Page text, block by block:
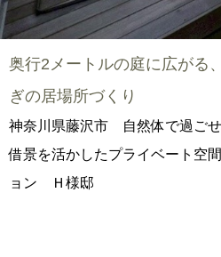
奥行2メートルの庭に広がる
ぎの居場所づくり
神奈川県藤沢市 自然体で過ごせ
借景を活かしたプライベート空
ョン Ｈ様邸